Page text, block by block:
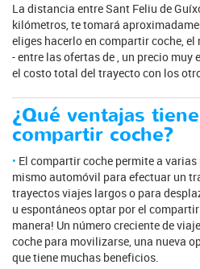
La distancia entre Sant Feliu de
kilómetros, te tomará
eliges hacerlo en compartir coche,
- entre las ofertas de , un precio muy
el costo total del trayecto con los
¿Qué ventajas
compartir coche?
El compartir coche permite a
mismo automóvil para efectuar un
trayectos viajes largos o para
u espontáneos optar por el
manera! Un número creciente de
coche para movilizarse, una nueva
que tiene muchas beneficios.